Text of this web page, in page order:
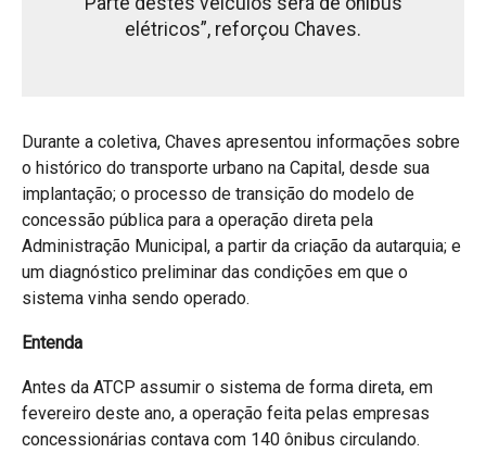
elétricos”, reforçou Chaves.
Durante a coletiva, Chaves apresentou informações sobre
o histórico do transporte urbano na Capital, desde sua
implantação; o processo de transição do modelo de
concessão pública para a operação direta pela
Administração Municipal, a partir da criação da autarquia; e
um diagnóstico preliminar das condições em que o
sistema vinha sendo operado.
Entenda
Antes da ATCP assumir o sistema de forma direta, em
fevereiro deste ano, a operação feita pelas empresas
concessionárias contava com 140 ônibus circulando.